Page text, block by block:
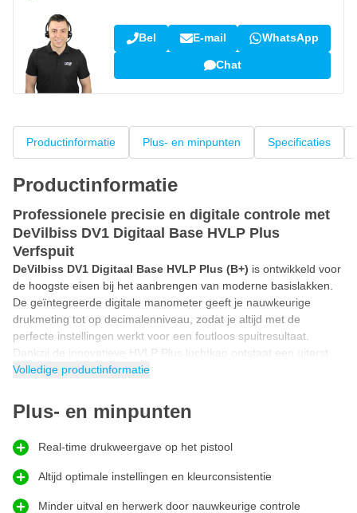
Bel E-mail WhatsApp
Chat
Productinformatie Plus- en minpunten Specificaties
Productinformatie
Professionele precisie en digitale controle met
DeVilbiss DV1 Digitaal Base HVLP Plus
Verfspuit
DeVilbiss DV1 Digitaal Base HVLP Plus (B+) is ontwikkeld voor
de hoogste eisen bij het aanbrengen van moderne basislakken.
De geïntegreerde digitale manometer geeft je nauwkeurige
drukmeting tot op decimalenniveau, zodat je altijd met de
perfecte instellingen werkt voor een foutloos spuitresultaat.
Dankzij de innovatieve HVLP Plus luchtkap ontstaat een uiterst
fijne verneveling en een gelijkmatig spuitbeeld met minimale
optimale balans zorgen voor langdurig en nauwkeurig spuiten
zonder vermoeidheid. Bovendien verlaagt deze
verfverbruik en verhoogt hij de efficiëntie in de cabine.
spuitpistool
luchtkap een superieure combinatie van precisie en constante
Volledige productinformatie
Plus- en minpunten
Real-time drukweergave op het pistool
Altijd optimale instellingen en kleurconsistentie
Minder uitval en herwerk door nauwkeurige controle